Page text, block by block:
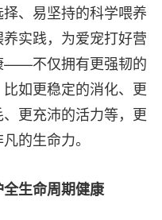
、易坚持的科学喂养
实践，为爱宠打好营
——不仅拥有更强韧的
如更稳定的消化、更
更充沛的活力等，更
的生命力。
生命周期健康